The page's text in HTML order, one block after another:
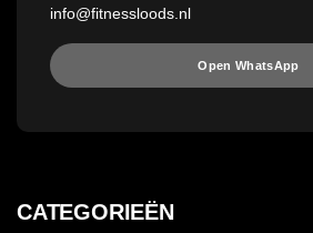
info@fitnessloods.nl
Open WhatsApp
CATEGORIEËN